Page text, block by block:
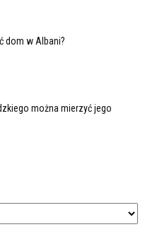
dom w Albani?
można mierzyć jego